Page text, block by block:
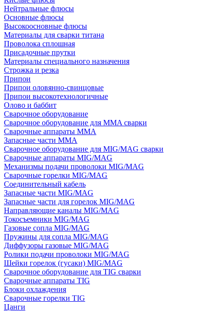
Нейтральные флюсы
Основные флюсы
Высокоосновные флюсы
Материалы для сварки титана
Проволока сплошная
Присадочные прутки
Материалы специального назначения
Строжка и резка
Припои
Припои оловянно-свинцовые
Припои высокотехнологичные
Олово и баббит
Сварочное оборудование
Сварочное оборудование для MMA сварки
Сварочные аппараты MMA
Запасные части MMA
Сварочное оборудование для MIG/MAG сварки
Сварочные аппараты MIG/MAG
Механизмы подачи проволоки MIG/MAG
Сварочные горелки MIG/MAG
Соединительный кабель
Запасные части MIG/MAG
Запасные части для горелок MIG/MAG
Направляющие каналы MIG/MAG
Токосъемники MIG/MAG
Газовые сопла MIG/MAG
Пружины для сопла MIG/MAG
Диффузоры газовые MIG/MAG
Ролики подачи проволоки MIG/MAG
Шейки горелок (гусаки) MIG/MAG
Сварочное оборудование для TIG сварки
Сварочные аппараты TIG
Блоки охлаждения
Сварочные горелки TIG
Цанги